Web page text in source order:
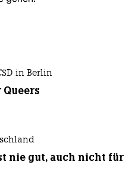
in Berlin
nie gut, auch nicht für